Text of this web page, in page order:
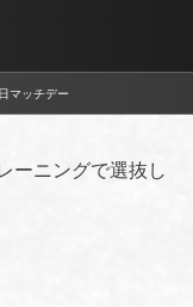
マッチデー
ーニングで選抜し